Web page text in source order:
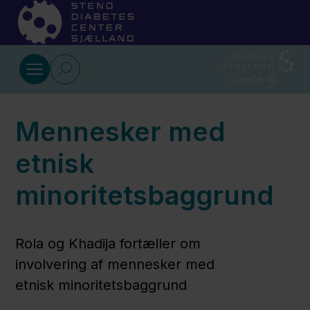
Gå til indhold
Videocases
Fysisk
handicap
Udviklingshandicap
Psykisk
sygdom
-
Mennesker med
etnisk
minoritetsbaggrund
Rola og Khadija fortæller om
involvering af mennesker med
etnisk minoritetsbaggrund